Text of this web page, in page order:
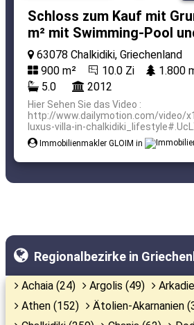
Schloss zum Kauf mit
m² mit Swimming-Pool
63078 Chalkidiki, Griechenland
900 m²
10.0 Zi 1.800
5.0
2012
Hier Sehen Sie das Video :
http://www.dailymotion.com/video/
luxus-villa-in-
Immobilienmakler GLOIM in
Regionalbezirke in
Achaia (24) Argolis (49)
Athen (152)
Ätolien-Akarnanien